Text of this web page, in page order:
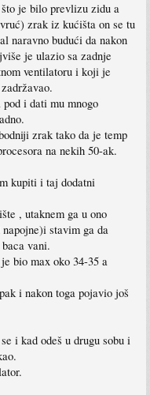
je bilo prevlizu zidu a
zrak iz kućišta on se tu
naravno budući da nakon
je ulazio sa zadnje
ventilatoru i koji je
i dati mu mnogo
zrak tako da je temp
na nekih 50-ak.
kupiti i taj dodatni
, utaknem ga u ono
stavim ga da
vani.
bio max oko 34-35 a
i nakon toga pojavio još
i kad odeš u drugu sobu i